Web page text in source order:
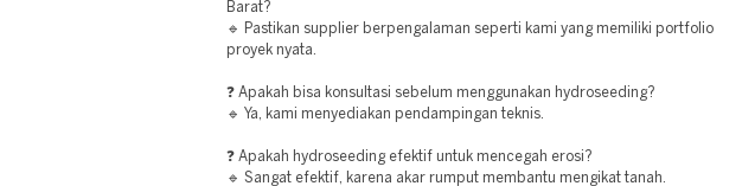
Barat?
🔹 Pastikan supplier berpengalaman seperti kami yang memiliki portfolio
proyek nyata.
❓ Apakah bisa konsultasi sebelum menggunakan hydroseeding?
🔹 Ya, kami menyediakan pendampingan teknis.
❓ Apakah hydroseeding efektif untuk mencegah erosi?
🔹 Sangat efektif, karena akar rumput membantu mengikat tanah.